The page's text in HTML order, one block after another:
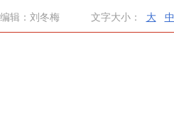
辑：刘冬梅 文字大小： 大 中